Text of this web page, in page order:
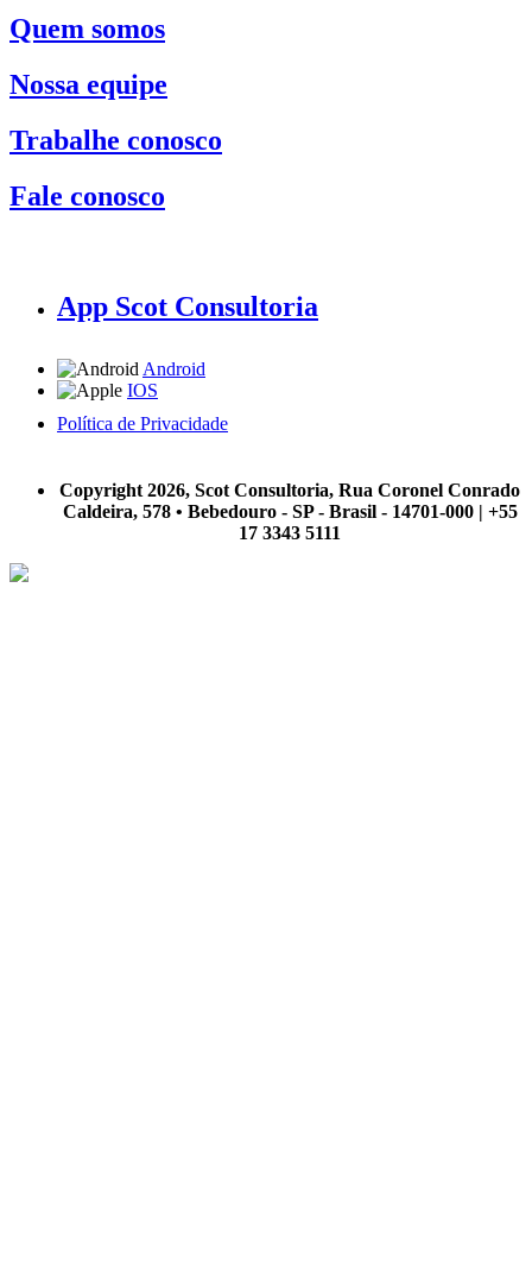
Quem somos
Nossa equipe
Trabalhe conosco
Fale conosco
App Scot Consultoria
Android
IOS
Política de Privacidade
Copyright 2026, Scot Consultoria, Rua Coronel Conrado
Caldeira, 578 • Bebedouro - SP - Brasil - 14701-000 | +55
17 3343 5111